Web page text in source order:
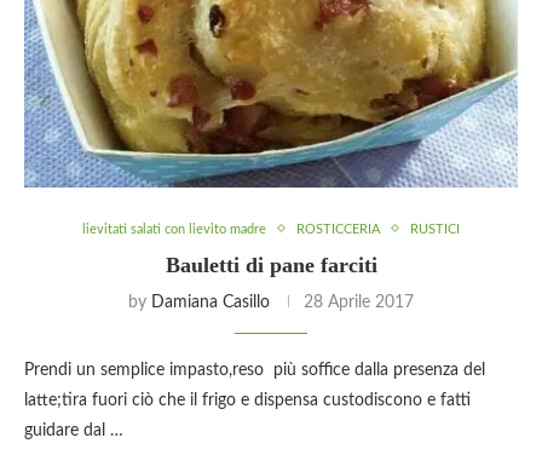
lievitati salati con lievito madre ROSTICCERIA RUSTICI
Bauletti di pane farciti
by Damiana Casillo 28 Aprile 2017
Prendi un semplice impasto,reso più soffice dalla presenza del
latte;tira fuori ciò che il frigo e dispensa custodiscono e fatti
guidare dal …